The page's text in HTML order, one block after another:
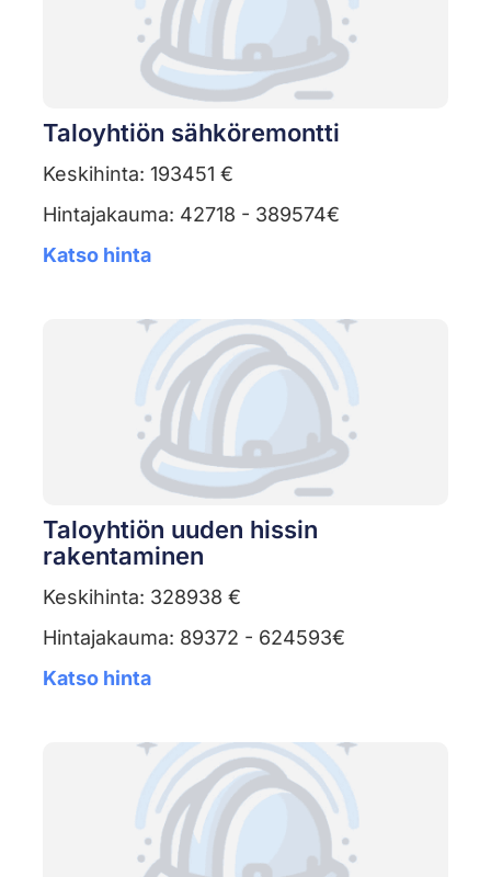
Taloyhtiön sähköremontti
Keskihinta: 193451 €
Hintajakauma: 42718 - 389574€
Katso hinta
Taloyhtiön uuden hissin
rakentaminen
Keskihinta: 328938 €
Hintajakauma: 89372 - 624593€
Katso hinta